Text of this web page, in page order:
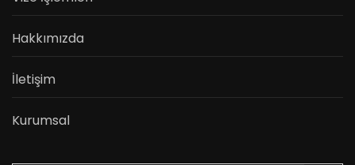
Hakkımızda
İletişim
Kurumsal